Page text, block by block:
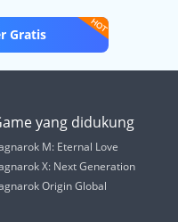
Gratis
yang didukung
M: Eternal Love
X: Next Generation
Origin Global